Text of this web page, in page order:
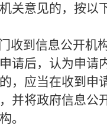
关意见的，按以
收到信息公开机
请后，认为申请
，应当在收到申
并将政府信息公
。